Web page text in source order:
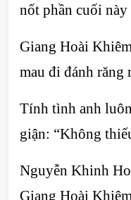
nốt phần cuối này
Giang Hoài
mau đi đánh răng
Tính tình anh
giận: “Không
Nguyễn Khinh
Giang Hoài